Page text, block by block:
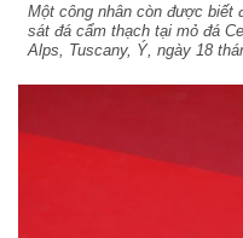
Một công nhân còn được biết
sát đá cẩm thạch tại mỏ đá
Alps, Tuscany, Ý, ngày 18